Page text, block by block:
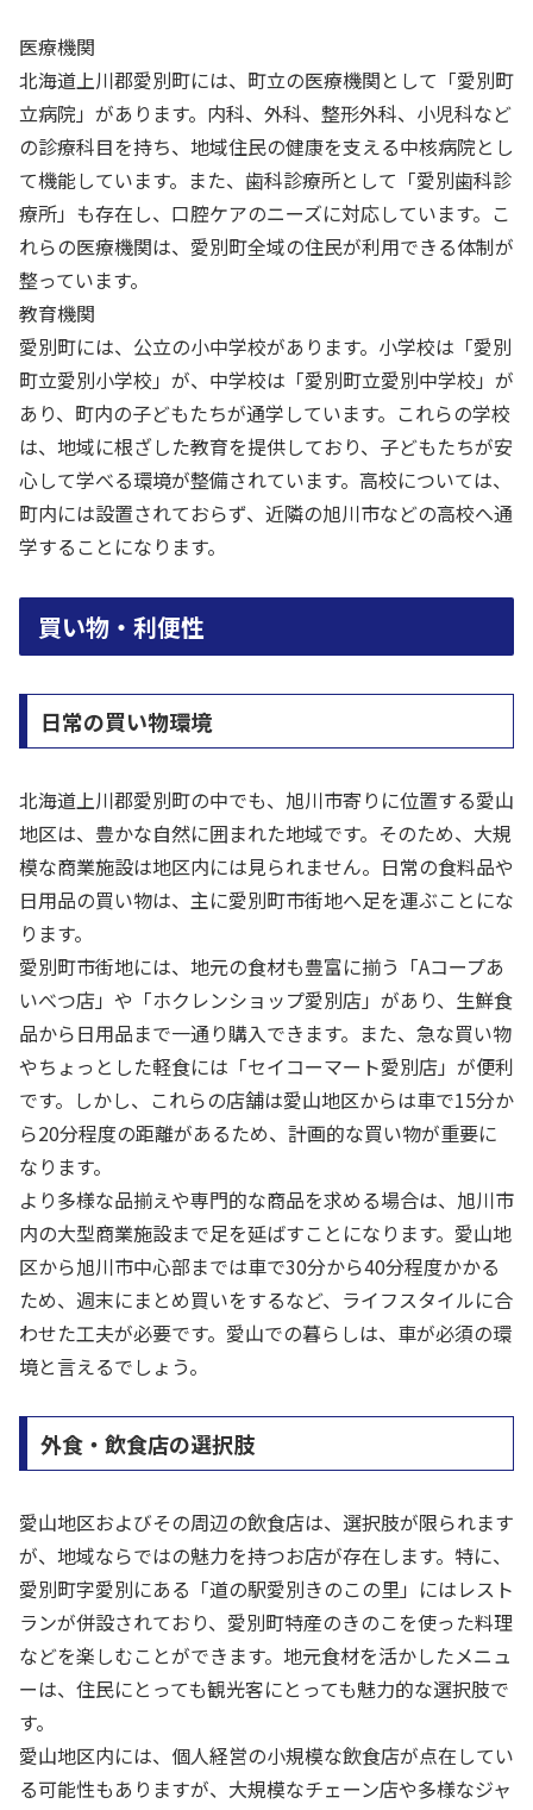
医療機関
北海道上川郡愛別町には、町立の医療機関として「愛別町
立病院」があります。内科、外科、整形外科、小児科など
の診療科目を持ち、地域住民の健康を支える中核病院とし
て機能しています。また、歯科診療所として「愛別歯科診
療所」も存在し、口腔ケアのニーズに対応しています。こ
れらの医療機関は、愛別町全域の住民が利用できる体制が
整っています。
教育機関
愛別町には、公立の小中学校があります。小学校は「愛別
町立愛別小学校」が、中学校は「愛別町立愛別中学校」が
あり、町内の子どもたちが通学しています。これらの学校
は、地域に根ざした教育を提供しており、子どもたちが安
心して学べる環境が整備されています。高校については、
町内には設置されておらず、近隣の旭川市などの高校へ通
学することになります。
買い物・利便性
日常の買い物環境
北海道上川郡愛別町の中でも、旭川市寄りに位置する愛山
地区は、豊かな自然に囲まれた地域です。そのため、大規
模な商業施設は地区内には見られません。日常の食料品や
日用品の買い物は、主に愛別町市街地へ足を運ぶことにな
ります。
愛別町市街地には、地元の食材も豊富に揃う「Aコープあ
いべつ店」や「ホクレンショップ愛別店」があり、生鮮食
品から日用品まで一通り購入できます。また、急な買い物
やちょっとした軽食には「セイコーマート愛別店」が便利
です。しかし、これらの店舗は愛山地区からは車で15分か
ら20分程度の距離があるため、計画的な買い物が重要に
なります。
より多様な品揃えや専門的な商品を求める場合は、旭川市
内の大型商業施設まで足を延ばすことになります。愛山地
区から旭川市中心部までは車で30分から40分程度かかる
ため、週末にまとめ買いをするなど、ライフスタイルに合
わせた工夫が必要です。愛山での暮らしは、車が必須の環
境と言えるでしょう。
外食・飲食店の選択肢
愛山地区およびその周辺の飲食店は、選択肢が限られます
が、地域ならではの魅力を持つお店が存在します。特に、
愛別町字愛別にある「道の駅愛別きのこの里」にはレスト
ランが併設されており、愛別町特産のきのこを使った料理
などを楽しむことができます。地元食材を活かしたメニュ
ーは、住民にとっても観光客にとっても魅力的な選択肢で
す。
愛山地区内には、個人経営の小規模な飲食店が点在してい
る可能性もありますが、大規模なチェーン店や多様なジャ